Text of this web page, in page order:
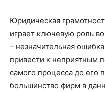
Юридическая
играет ключевую роль
– незначительная
привести к неприятным
самого процесса до его
большинство фирм в